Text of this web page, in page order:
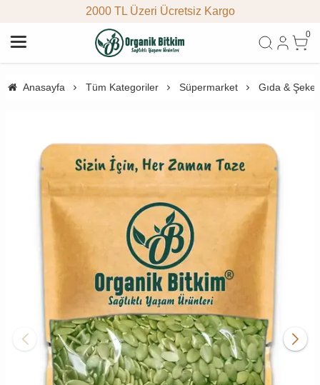
2000 TL Üzeri Ücretsiz Kargo
0
Anasayfa Tüm Kategoriler Süpermarket Gıda &